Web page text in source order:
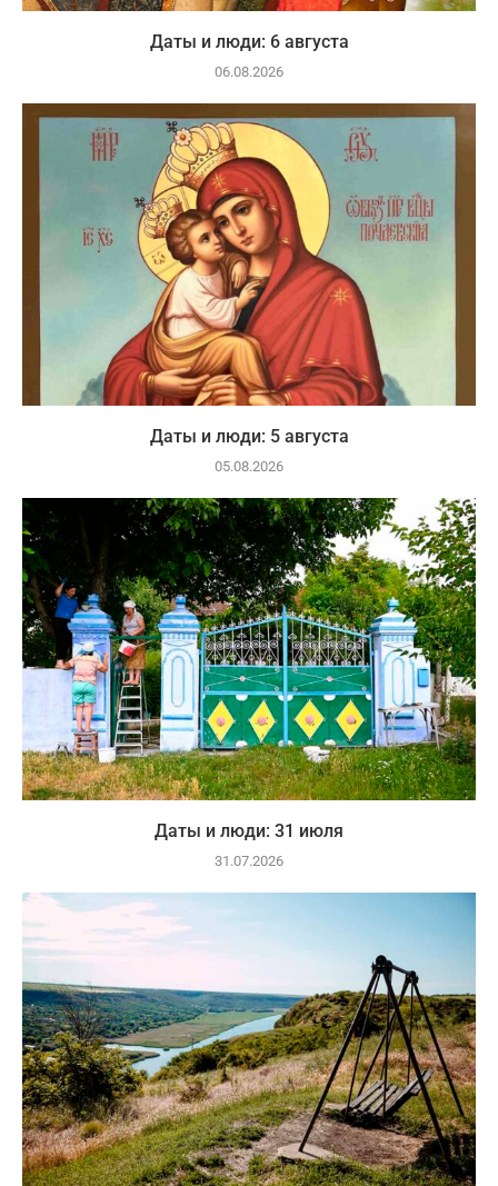
Даты и люди: 6 августа
06.08.2026
Даты и люди: 5 августа
05.08.2026
Даты и люди: 31 июля
31.07.2026